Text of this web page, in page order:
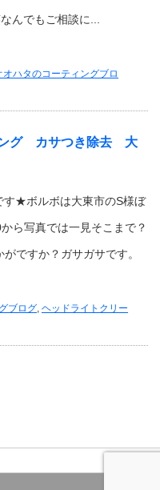
んでもご相談に...
ハタのコーティングブロ
ング カサつき除去 大
す★ボルボは大東市のS様ぼ
ら写真では一見そこまで？
ですか？ガサガサです。
ブログ, ヘッドライトクリー